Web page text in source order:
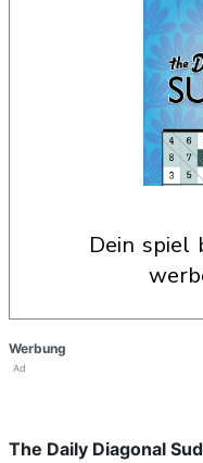
dein spiel beginnt nach dieser
Werbung
Ad
The Daily Diagonal